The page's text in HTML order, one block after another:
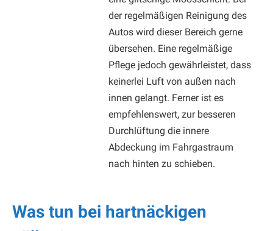
der regelmäßigen Reinigung des
Autos wird dieser Bereich gerne
übersehen. Eine regelmäßige
Pflege jedoch gewährleistet, dass
keinerlei Luft von außen nach
innen gelangt. Ferner ist es
empfehlenswert, zur besseren
Durchlüftung die innere
Abdeckung im Fahrgastraum
nach hinten zu schieben.
Was tun bei hartnäckigen